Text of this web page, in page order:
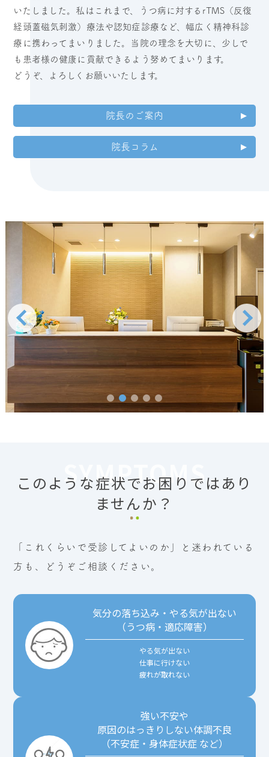
いたしました。私はこれまで、うつ病に対するrTMS（反復
経頭蓋磁気刺激）療法や認知症診療など、幅広く精神科診
療に携わってまいりました。当院の理念を大切に、少しで
も患者様の健康に貢献できるよう努めてまいります。
どうぞ、よろしくお願いいたします。
院長のご案内
院長コラム
SYMPTOMS
このような症状でお困りではあり
ませんか？
「これくらいで受診してよいのか」と迷われている
方も、
どうぞご相談ください。
気分の落ち込み・やる気が出ない
（うつ病・適応障害）
やる気が出ない
仕事に行けない
疲れが取れない
強い不安や
原因のはっきりしない体調不良
（不安症・身体症状症 など）